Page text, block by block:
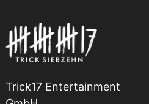
Trick17 Entertainment